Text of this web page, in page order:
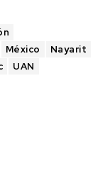
México
Nayarit
UAN